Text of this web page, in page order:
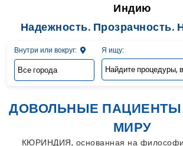
Индию
Надежность. Прозрачность.
Внутри или вокруг: Я ищу:
ДОВОЛЬНЫЕ ПАЦИЕНТЫ
МИРУ
КЮРИНДИЯ, основанная на